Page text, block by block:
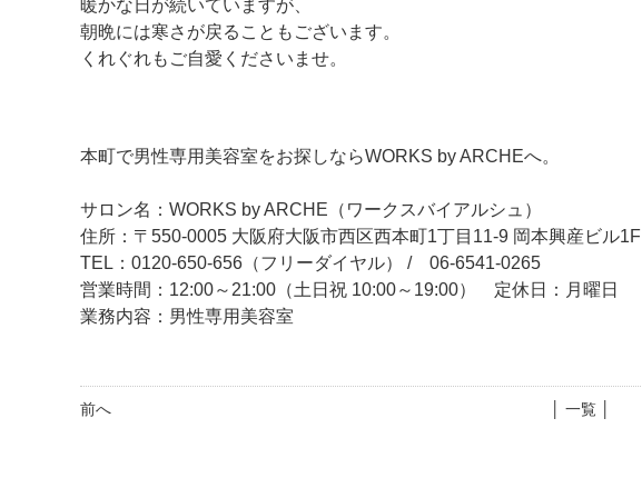
暖かな日が続いていますが、
朝晩には寒さが戻ることもございます。
くれぐれもご自愛くださいませ。
本町で男性専用美容室をお探しならWORKS by ARCHEへ。
サロン名：WORKS by ARCHE（ワークスバイアルシュ）
住所：〒550-0005 大阪府大阪市西区西本町1丁目11-9 岡本興産ビル1F
TEL：0120-650-656（フリーダイヤル） / 06-6541-0265
営業時間：12:00～21:00（土日祝 10:00～19:00） 定休日：月曜日
業務内容：男性専用美容室
前へ │ 一覧 │